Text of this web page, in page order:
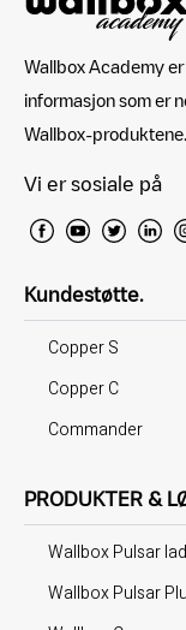
Wallbox Academy er
informasjon som er
Wallbox-produktene.
Vi er sosiale på
Kundestøtte.
Copper S
Copper C
Commander
PRODUKTER &
Wallbox Pulsar
Wallbox Pulsar